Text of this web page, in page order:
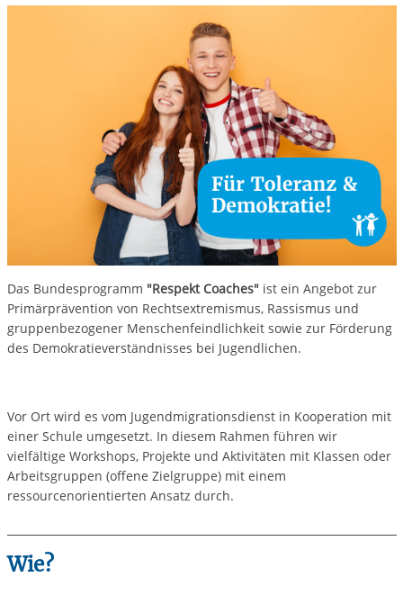
Das Bundesprogramm "Respekt Coaches"ist ein Angebot zur
Primärprävention von Rechtsextremismus, Rassismus und
gruppenbezogener Menschenfeindlichkeit sowie zur Förderung
des Demokratieverständnisses bei Jugendlichen.
Vor Ort wird es vom Jugendmigrationsdienst in Kooperation mit
einer Schule umgesetzt. In diesem Rahmen führen wir
vielfältige Workshops, Projekte und Aktivitäten mit Klassen oder
Arbeitsgruppen (offene Zielgruppe) mit einem
ressourcenorientierten Ansatz durch.
Wie?